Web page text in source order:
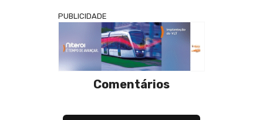
PUBLICIDADE
Comentários